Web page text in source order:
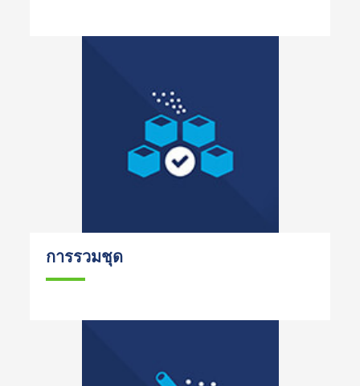
การรวมชุด